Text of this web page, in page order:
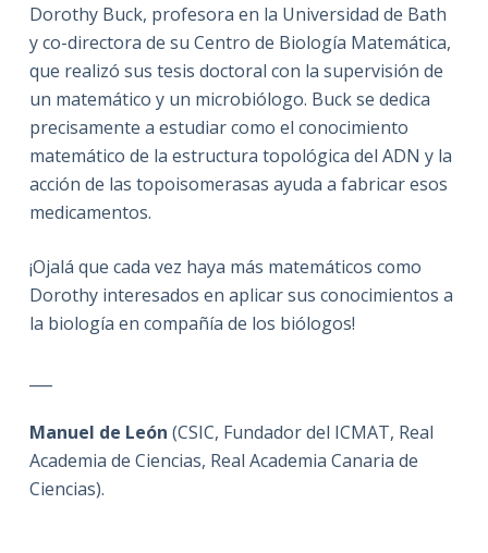
Dorothy Buck, profesora en la Universidad de Bath
y co-directora de su Centro de Biología Matemática,
que realizó sus tesis doctoral con la supervisión de
un matemático y un microbiólogo. Buck se dedica
precisamente a estudiar como el conocimiento
matemático de la estructura topológica del ADN y la
acción de las topoisomerasas ayuda a fabricar esos
medicamentos.
¡Ojalá que cada vez haya más matemáticos como
Dorothy interesados en aplicar sus conocimientos a
la biología en compañía de los biólogos!
Manuel de León (CSIC, Fundador del ICMAT, Real
Academia de Ciencias, Real Academia Canaria de
Ciencias).